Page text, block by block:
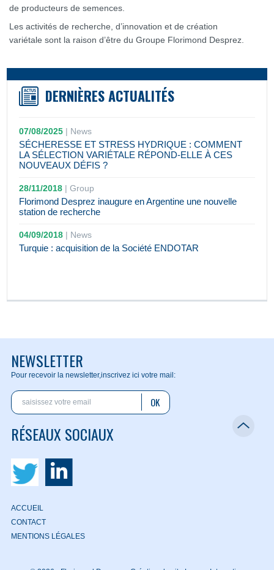
de producteurs de semences.
Les activités de recherche, d’innovation et de création
variétale sont la raison d’être du Groupe Florimond Desprez.
DERNIÈRES ACTUALITÉS
07/08/2025 | News
SÉCHERESSE ET STRESS HYDRIQUE : COMMENT
LA SÉLECTION VARIÉTALE RÉPOND-ELLE À CES
NOUVEAUX DÉFIS ?
28/11/2018 |Group
Florimond Desprez inaugure en Argentine une nouvelle
station de recherche
04/09/2018 | News
Turquie : acquisition de la Société ENDOTAR
NEWSLETTER
Pour recevoir la newsletter,inscrivez ici votre mail:
OK
RÉSEAUX SOCIAUX
ACCUEIL
CONTACT
MENTIONS LÉGALES